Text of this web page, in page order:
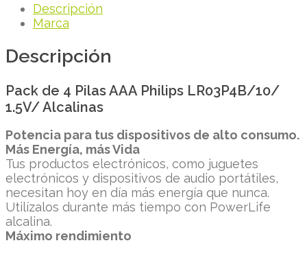
Descripción
Marca
Descripción
Pack de 4 Pilas AAA Philips LR03P4B/10/
1.5V/ Alcalinas
Potencia para tus dispositivos de alto consumo.
Más Energía, más Vida
Tus productos electrónicos, como juguetes
electrónicos y dispositivos de audio portátiles,
necesitan hoy en día más energía que nunca.
Utilízalos durante más tiempo con PowerLife
alcalina.
Máximo rendimiento